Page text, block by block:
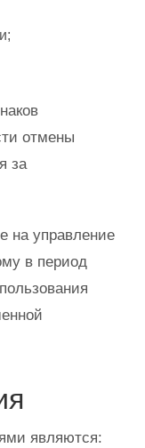
отмены
за
на управление
в период
являются: